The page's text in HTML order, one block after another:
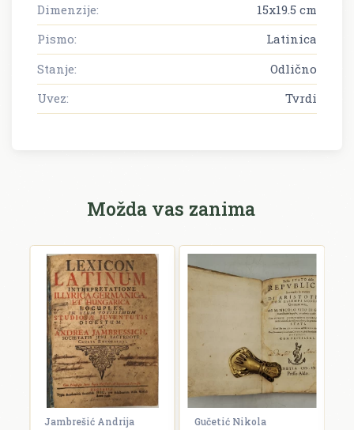
Dimenzije:
15x19.5 cm
Pismo:
Latinica
Stanje:
Odlično
Uvez:
Tvrdi
Možda vas zanima
Jambrešić Andrija Gučetić Nikola